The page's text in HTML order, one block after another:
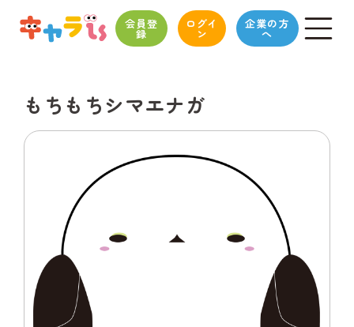
会員登
録
ログイ
ン
企業の方
へ
もちもちシマエナガ